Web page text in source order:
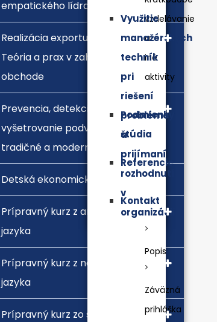
vzdelávanie
a
iné
aktivity
Podmienky
štúdia
Referencie
Kontakt
Využitie
manažérskych
techník
pri
riešení
problémov
a
prijímaní
rozhodnutí
v
organizácii
Popis
Záväzná
prihláška
empatického lídra
Realizácia exportu a importu.
Teória a prax v zahraničnom
obchode
Prevencia, detekcia a
vyšetrovanie podvodov –
tradičné a moderné prístupy
Detská ekonomická univerzita
Prípravný kurz z anglického
jazyka
Prípravný kurz z nemeckého
jazyka
Prípravný kurz zo slovenského